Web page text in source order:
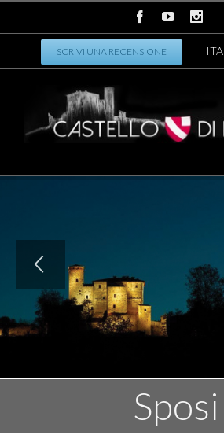
SCRIVI UNA RECENSIONE ITA
Sposi